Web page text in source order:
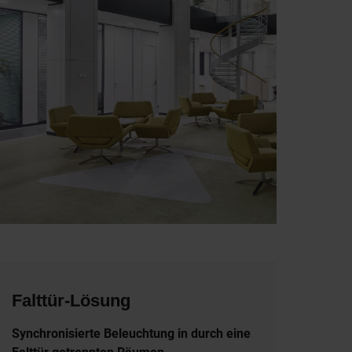
Falttür-Lösung
Synchronisierte Beleuchtung in durch eine